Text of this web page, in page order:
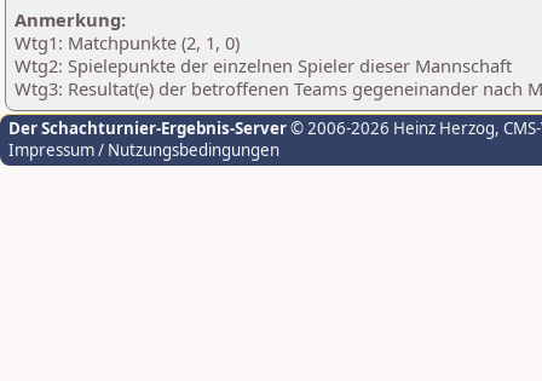
Anmerkung:
Wtg1: Matchpunkte (2, 1, 0)
Wtg2: Spielepunkte der einzelnen Spieler dieser Mannschaft
Wtg3: Resultat(e) der betroffenen Teams gegeneinander nach
Der Schachturnier-Ergebnis-Server© 2006-2026 Heinz Herzog,
Impressum / Nutzungsbedingungen